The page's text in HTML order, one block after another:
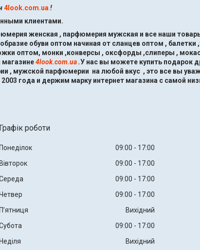
4look.com.ua !
клиентами.
женская , парфюмерия мужская и все наши
обуви оптом начиная от сланцев оптом ,
оптом, монки ,конверсы , оксфорды ,слиперы ,
4look.com.ua.У нас вы можете купить подарок
, мужской парфюмерии на любой вкус , это все вы
года и держим марку интернет магазина с самой
Графік роботи
Понеділок 09:00
17:00
Вівторок
09:00
17:00
09:00
17:00
09:00
17:00
Пʼятниця
Вихідний
09:00
17:00
Неділя
Вихідний